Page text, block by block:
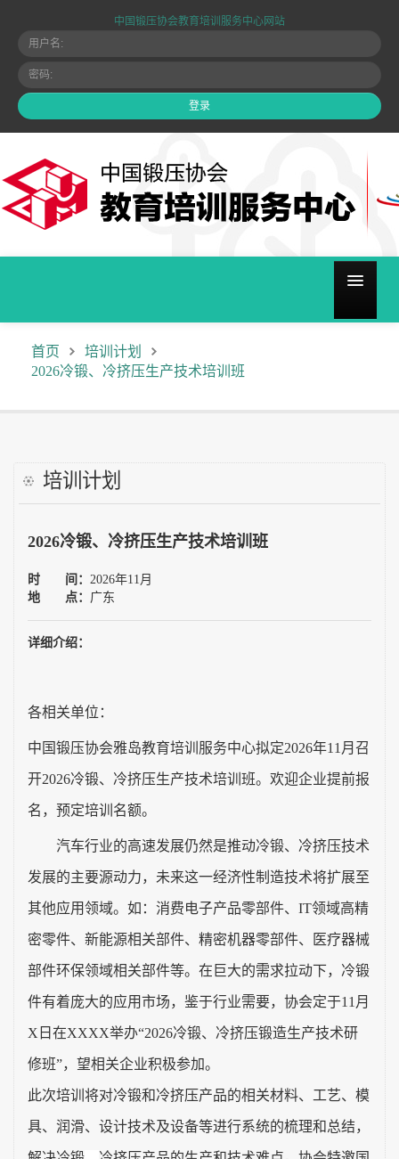
中国锻压协会教育培训服务中心网站
关于我们
需求调研
雅岛学习网
往届培训
讲师自荐
联系我们
中国锻压协会
首页
培训计划
2026冷锻、冷挤压生产技术培训班
培训计划
2026冷锻、冷挤压生产技术培训班
时 间： 2026年11月
地 点： 广东
详细介绍：
各相关单位：
中国锻压协会雅岛教育培训服务中心拟定2026年11月召
开2026冷锻、冷挤压生产技术培训班。欢迎企业提前报
名，预定培训名额。
汽车行业的高速发展仍然是推动冷锻、冷挤压技术
发展的主要源动力，未来这一经济性制造技术将扩展至
其他应用领域。如：消费电子产品零部件、 IT领域高精
密零件、新能源相关部件、精密机器零部件、医疗器械
部件环保领域相关部件等。在巨大的需求拉动下，冷锻
件有着庞大的应用市场，鉴于行业需要，协会定于11 月
X 日在XXXX举办“2026冷锻、冷挤压锻造生产技术研
修班”，望相关企业积极参加。
此次培训将对冷锻和冷挤压产品的相关材料、工艺、模
具、润滑、设计技术及设备等进行系统的梳理和总结，